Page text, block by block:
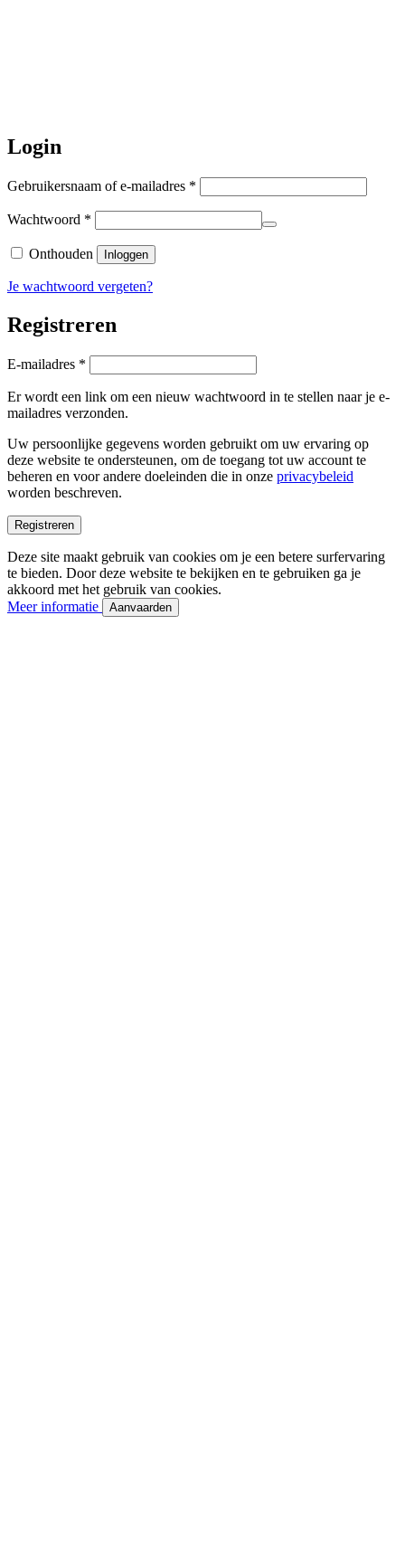
Login
Gebruikersnaam of e-mailadres *
Wachtwoord *
Onthouden Inloggen
Je wachtwoord vergeten?
Registreren
E-mailadres *
Er wordt een link om een nieuw wachtwoord in te stellen naar je e-
mailadres verzonden.
Uw persoonlijke gegevens worden gebruikt om uw ervaring op
deze website te ondersteunen, om de toegang tot uw account te
beheren en voor andere doeleinden die in onze privacybeleid
worden beschreven.
Registreren
Deze site maakt gebruik van cookies om je een betere surfervaring
te bieden. Door deze website te bekijken en te gebruiken ga je
akkoord met het gebruik van cookies.
Meer informatie
Aanvaarden